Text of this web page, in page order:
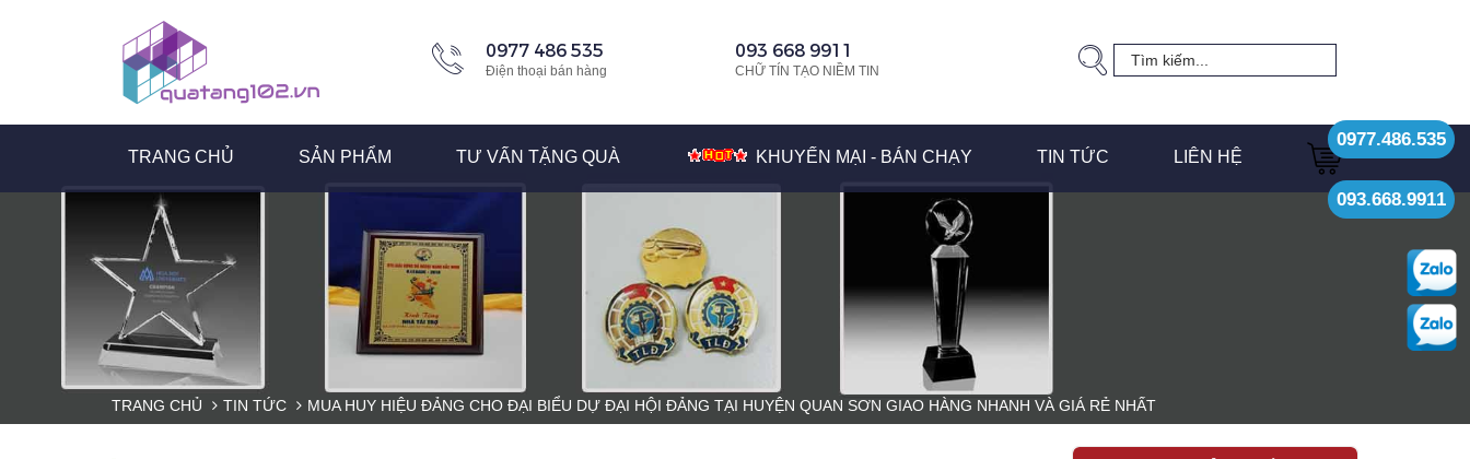
0977 486 535
Điện thoại bán hàng
093 668 9911
CHỮ TÍN TẠO NIỀM TIN
TRANG CHỦ SẢN PHẨM TƯ VẤN TẶNG QUÀ KHUYẾN MẠI - BÁN CHẠY TIN TỨC LIÊN HỆ
0977.486.535
093.668.9911
TRANG CHỦ TIN TỨC MUA HUY HIỆU ĐẢNG CHO ĐẠI BIỂU DỰ ĐẠI HỘI ĐẢNG TẠI HUYỆN QUAN SƠN GIAO HÀNG NHANH VÀ GIÁ RẺ NHẤT